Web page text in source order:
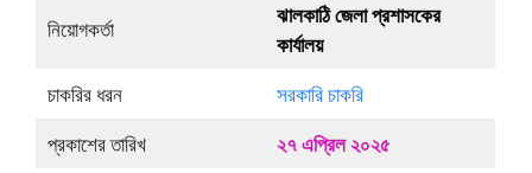
নিয়োগকর্তা
ঝালকাঠি জেলা প্রশাসকের
কার্যালয়
চাকরির ধরন
সরকারি চাকরি
প্রকাশের তারিখ
২৭ এপ্রিল ২০২৫